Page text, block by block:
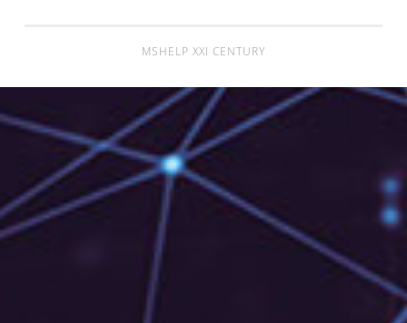
MSHELP XXI CENTURY